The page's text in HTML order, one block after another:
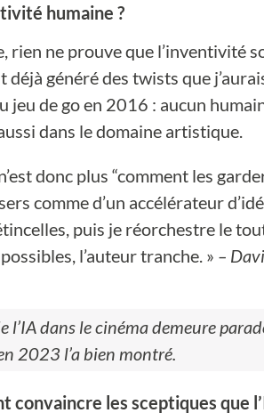
humaine ?
rien ne prouve que l’inventivité
déjà généré des twists que
jeu de go en 2016 : aucun
dans le domaine artistique.
donc plus “comment les
comme d’un accélérateur
puis je réorchestre le
l’auteur tranche. » –
l’IA dans le cinéma demeure
2023 l’a bien montré.
convaincre les sceptiques que